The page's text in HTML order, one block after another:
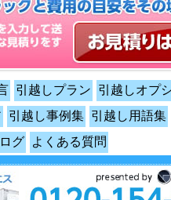
引越しプラン
引越しオプ
引越し事例集 引越し用語集
グ
よくある質問